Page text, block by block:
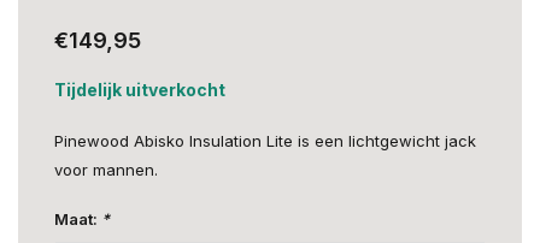
€149,95
Tijdelijk uitverkocht
Pinewood Abisko Insulation Lite is een lichtgewicht jack
voor mannen.
Maat: *